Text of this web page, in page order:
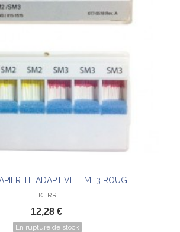
TF ADAPTIVE L ML3 ROUGE
KERR
12,28 €
En rupture de stock